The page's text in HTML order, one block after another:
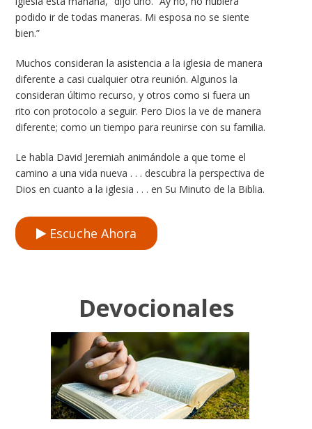
podido ir de todas maneras. Mi esposa no se siente
bien.”
Muchos consideran la asistencia a la iglesia de manera
diferente a casi cualquier otra reunión. Algunos la
consideran último recurso, y otros como si fuera un
rito con protocolo a seguir. Pero Dios la ve de manera
diferente; como un tiempo para reunirse con su familia.
Le habla David Jeremiah animándole a que tome el
camino a una vida nueva . . . descubra la perspectiva de
Dios en cuanto a la iglesia . . . en Su Minuto de la Biblia.
Escuche Ahora
Devocionales